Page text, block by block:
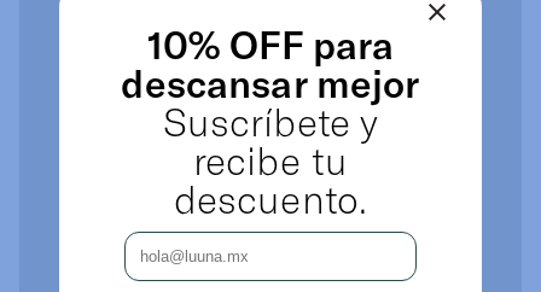
10% OFF para
descansar mejor
Suscríbete y
recibe tu
descuento.